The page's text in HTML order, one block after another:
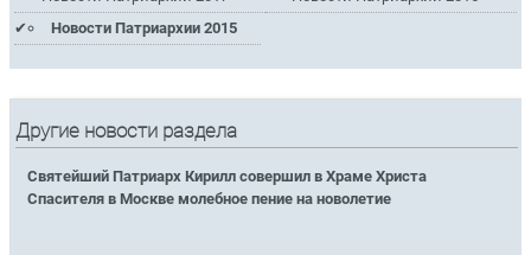
Новости Патриархии 2015
Другие новости раздела
Святейший Патриарх Кирилл совершил в Храме Христа
Спасителя в Москве молебное пение на новолетие